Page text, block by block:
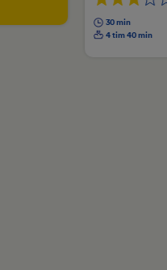
30 min
4 tim 40 min